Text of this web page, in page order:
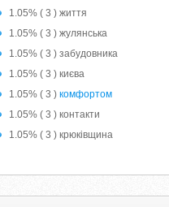
1.05% ( 3 ) життя
1.05% ( 3 ) жулянська
1.05% ( 3 ) забудовника
1.05% ( 3 ) києва
1.05% ( 3 ) комфортом
1.05% ( 3 ) контакти
1.05% ( 3 ) крюкiвщина